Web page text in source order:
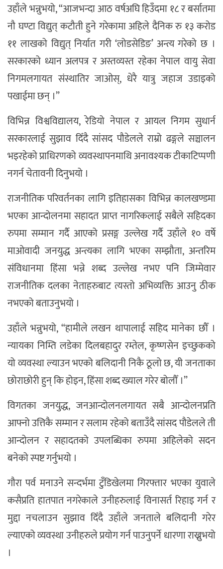
उहाँले भन्नुभयो, “आजभन्दा आठ वर्षअघि हिउँदमा १८ र बर्सातमा
नौ घण्टा विद्युत् कटौती हुने गरेकामा अहिले दैनिक रु १३ करोड
११ लाखको विद्युत् निर्यात गरी ‘लोडसेडिङ’ अन्त्य गरेको छ ।
सरकारको ध्यान अलपत्र र अस्तव्यस्त रहेका नेपाल वायु सेवा
निगमलगायत संस्थातिर जाओस्, धेरै यात्रु जहाज उडाइको
पखाईमा छन् ।”
विभिन्न विश्वविद्यालय, रेडियो नेपाल र आयल निगम सुधार्न
सरकारलाई सुझाव दिँदै सांसद पौडेलले राम्रो ढङ्गले सञ्चालन
भइरहेको प्राधिरणको व्यवस्थापनमाथि अनावश्यक टीकाटिप्पणी
नगर्न चेतावनी दिनुभयो ।
राजनीतिक परिवर्तनका लागि इतिहासका विभिन्न कालखण्डमा
भएका आन्दोलनमा सहादत प्राप्त नागरिकलाई सबैले सहिदका
रुपमा सम्मान गर्दै आएको प्रसङ्ग उल्लेख गर्दै उहाँले १० वर्षे
माओवादी जनयुद्ध अन्त्यका लागि भएका सम्झौता, अन्तरिम
संविधानमा हिंसा भन्ने शब्द उल्लेख नभए पनि जिम्मेवार
राजनीतिक दलका नेताहरुबाट त्यस्तो अभिव्यक्ति आउनु ठीक
नभएको बताउनुभयो ।
उहाँले भन्नुभयो, “हामीले लखन थापालाई सहिद मानेका छौँ ।
न्यायका निम्ति लडेका दिलबहादुर रम्तेल, कृष्णसेन इच्छुकको
यो व्यवस्था ल्याउन भएको बलिदानी निकै ठूलो छ, यी जनताका
छोराछोरी हुन् कि होइन, हिंसा शब्द ख्याल गरेर बोलौँ ।”
विगतका जनयुद्ध, जनआन्दोलनलगायत सबै आन्दोलनप्रति
आफ्नो उत्तिकै सम्मान र सलाम रहेको बताउँदै सांसद पौडेलले ती
आन्दोलन र सहादतको उपलब्धिका रुपमा अहिलेको सदन
बनेको स्पष्ट गर्नुभयो ।
गौरा पर्व मनाउने सन्दर्भमा टुँडिखेलमा गिरफ्तार भएका युवाले
कसैप्रति हातपात नगरेकाले उनीहरुलाई विनासर्त रिहाइ गर्न र
मुद्दा नचलाउन सुझाव दिँदै उहाँले जनताले बलिदानी गरेर
ल्याएको व्यवस्था उनीहरुले प्रयोग गर्न पाउनुपर्ने धारणा राख्नुभयो
।